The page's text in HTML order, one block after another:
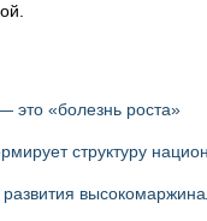
это «болезнь роста»
структуру